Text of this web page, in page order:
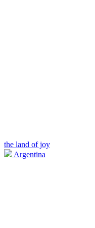
the land of joy
Argentina